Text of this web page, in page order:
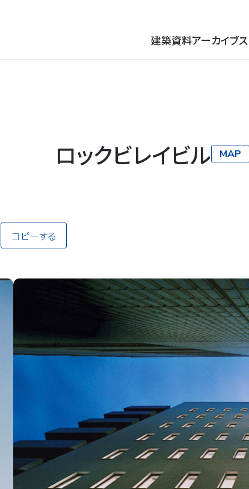
建築資料アーカイブス
ロックビレイビル MAP
コピーする